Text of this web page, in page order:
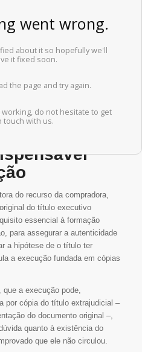
bancário. No primeiro grau, foi
da cédula de crédito. O banco
pelo juízo, razão pela qual o
do méritoDiz respeito ao
ser titular..
porém, reformou a sentença
do original do título para
sob o argumento de não
do recurso da compradora,
do título executivo
essencial à formação
para assegurar a autenticidade
a hipótese de o título ter
a execução fundada em cópias
a execução pode,
por cópia do título extrajudicial –
do documento original –,
quanto à existência do
que ele não circulou.